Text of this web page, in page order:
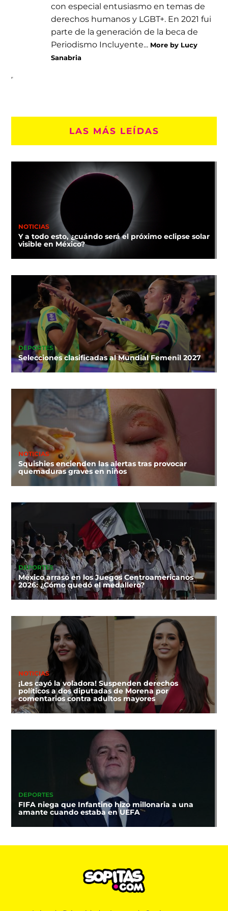
con especial entusiasmo en temas de
derechos humanos y LGBT+. En 2021 fui
parte de la generación de la beca de
Periodismo Incluyente... More by Lucy
Sanabria
LAS MÁS LEÍDAS
NOTICIAS
Y a todo esto, ¿cuándo será el próximo eclipse solar
visible en México?
DEPORTES
Selecciones clasificadas al Mundial Femenil 2027
NOTICIAS
Squishies encienden las alertas tras provocar
quemaduras graves en niños
DEPORTES
México arrasó en los Juegos Centroamericanos
2026: ¿Cómo quedó el medallero?
NOTICIAS
¡Les cayó la voladora! Suspenden derechos
políticos a dos diputadas de Morena por
comentarios contra adultos mayores
DEPORTES
FIFA niega que Infantino hizo millonaria a una
amante cuando estaba en UEFA